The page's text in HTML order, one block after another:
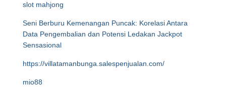
slot mahjong
Seni Berburu Kemenangan Puncak: Korelasi Antara
Data Pengembalian dan Potensi Ledakan Jackpot
Sensasional
https://villatamanbunga.salespenjualan.com/
mio88